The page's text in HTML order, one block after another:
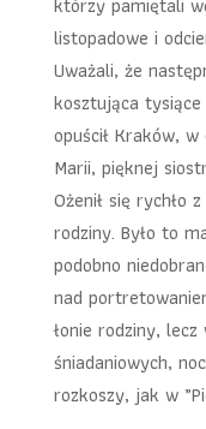
listopadowe i
Uważali, że
kosztująca
opuścił Kraków,
Marii, pięknej
Ożenił się rychło
rodziny. Było to
podobno
nad
łonie rodziny,
śniadaniowych,
rozkoszy, jak w